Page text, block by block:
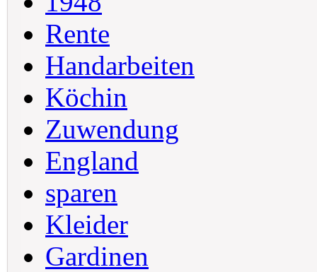
Rente
Handarbeiten
Köchin
Zuwendung
England
sparen
Kleider
Gardinen